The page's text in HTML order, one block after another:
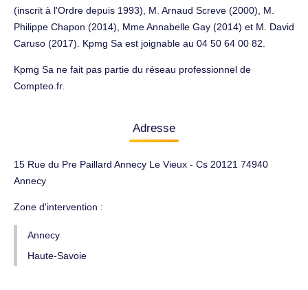
(inscrit à l'Ordre depuis 1993), M. Arnaud Screve (2000), M.
Philippe Chapon (2014), Mme Annabelle Gay (2014) et M. David
Caruso (2017). Kpmg Sa est joignable au 04 50 64 00 82.
Kpmg Sa ne fait pas partie du réseau professionnel de
Compteo.fr.
Adresse
15 Rue du Pre Paillard Annecy Le Vieux - Cs 20121 74940
Annecy
Zone d'intervention :
Annecy
Haute-Savoie